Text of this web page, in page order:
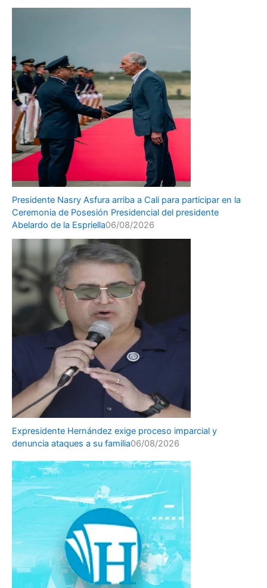
Presidente Nasry Asfura arriba a Cali para participar en la
Ceremonia de Posesión Presidencial del presidente
Abelardo de la Espriella06/08/2026
Expresidente Hernández exige proceso imparcial y
denuncia ataques a su familia06/08/2026